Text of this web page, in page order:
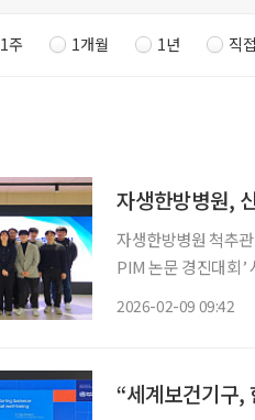
1주 1개월 1년 직
자생한방병원,
자생한방병원 척추
PIM 논문 경진대회’ 시상식을 개최했다.
2026-02-09 09:42
“세계보건기구,